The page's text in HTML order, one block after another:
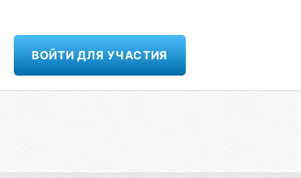
ВОЙТИ ДЛЯ УЧАСТИЯ